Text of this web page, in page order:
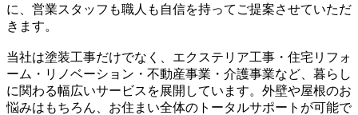
に、営業スタッフも職人も自信を持ってご提案させていただ
きます。
当社は塗装工事だけでなく、エクステリア工事・住宅リフォ
ーム・リノベーション・不動産事業・介護事業など、暮らし
に関わる幅広いサービスを展開しています。外壁や屋根のお
悩みはもちろん、お住まい全体のトータルサポートが可能で